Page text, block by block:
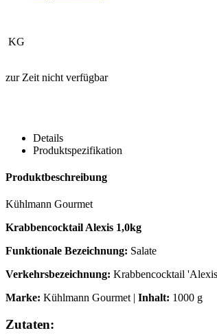
KG
zur Zeit nicht verfügbar
Details
Produktspezifikation
Produktbeschreibung
Kühlmann Gourmet
Krabbencocktail Alexis 1,0kg
Funktionale Bezeichnung: Salate
Verkehrsbezeichnung: Krabbencocktail
Marke: Kühlmann Gourmet | Inhalt: 1000 g
Zutaten: